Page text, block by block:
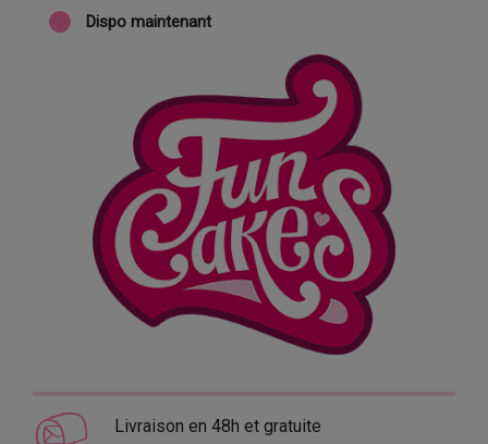
Dispo maintenant
Livraison en 48h et gratuite